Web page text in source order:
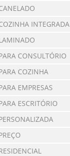
INTEGRADA
CONSULTÓRIO
COZINHA
EMPRESAS
ESCRITÓRIO